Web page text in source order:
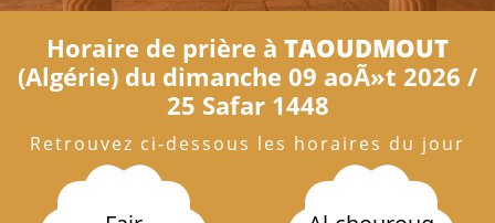
Horaire de prière à TAOUDMOUT
(Algérie) du dimanche 09 aoÃ»t 2026 /
25 Safar 1448
Retrouvez ci-dessous les horaires du jour